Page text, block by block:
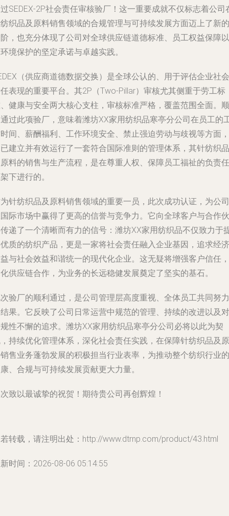
SEDEX-2P社会责任审核验厂！这一重要成就不仅标志着公司
织品及原料销售领域的合规管理与可持续发展方面迈上了新的
，也充分体现了公司对全球供应链道德标准、员工权益保障以
境保护的坚定承诺与卓越实践。
（供应商道德数据交换）是全球公认的、用于评估企业社会
表现的重要平台。其2P（Two-Pillar）审核尤其侧重于劳工标
健康与安全两大核心支柱，审核标准严格，覆盖范围全面。顺
过此项验厂，意味着潍坊XX家用纺织品寒亭分公司在员工的
间、薪酬福利、工作环境安全、禁止强迫劳动与歧视等方面，
建立并有效运行了一套符合国际准则的管理体系，其针纺织品
料的销售与生产流程，是在尊重人权、保障员工福祉的负责任
下进行的。
针纺织品及原料销售领域的重要一员，此次成功认证，为公司
际市场中赢得了更高的信誉与竞争力。它向全球客户与合作伙
递了一个清晰而有力的信号：潍坊XX家用纺织品不仅致力于
质的纺织产品，更是一家将社会责任融入企业基因，追求经济
与社会效益和谐统一的现代化企业。这无疑将增强客户信任，
供应链合作，为业务的长远稳健发展奠定了坚实的基石。
验厂的顺利通过，是公司管理层高度重视、全体员工共同努力
果。它反映了公司日常运营中规范的管理、持续的改进以及对
性不懈的追求。潍坊XX家用纺织品寒亭分公司必将以此为契
持续优化管理体系，深化社会责任实践，在保障针纺织品及原
售业务蓬勃发展的积极担当行业表率，为推动整个纺织行业的
、合规与可持续发展贡献更大力量。
致以最诚挚的祝贺！期待贵公司再创辉煌！
转载，请注明出处：http://www.dtrnp.com/product/43.html
时间：2026-08-06 05:14:55